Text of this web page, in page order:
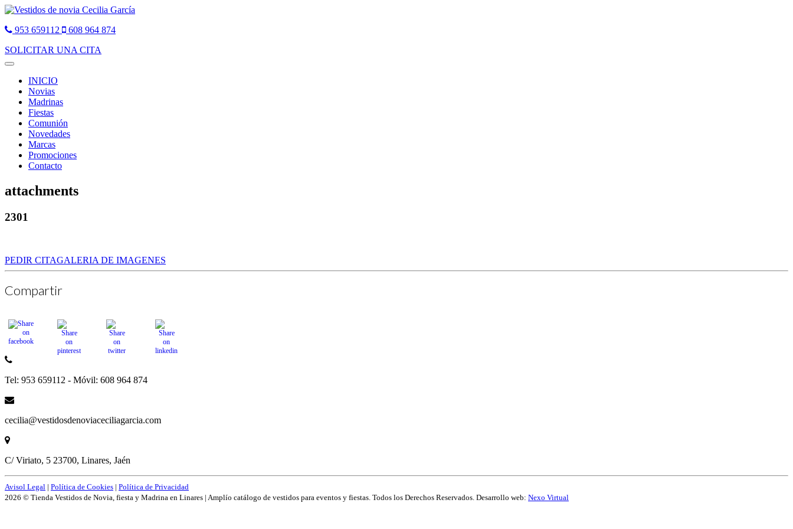
953 659112
608 964 874
SOLICITAR UNA CITA
Toggle
navigationINICIO
Novias
Madrinas
Fiestas
Comunión
Novedades
Marcas
Promociones
Contacto
attachments
2301
PEDIR CITAGALERIA DE IMAGENES
Compartir
Tel: 953 659112 - Móvil: 608 964 874
cecilia@vestidosdenoviaceciliagarcia.com
C/ Viriato, 5 23700, Linares, Jaén
Avisol Legal | Política de Cookies | Política de Privacidad
2026 © Tienda Vestidos de Novia, fiesta y Madrina en Linares | Amplío catálogo de vestidos para eventos y fiestas. Todos los Derechos Reservados. Desarrollo web: Nexo Virtual